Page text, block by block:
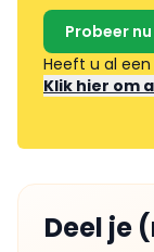
Probeer nu
Heeft u al
Klik hier om
Deel je